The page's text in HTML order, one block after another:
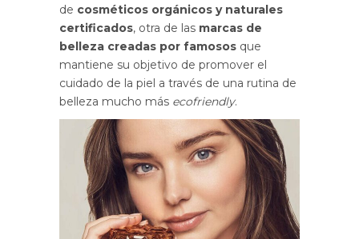
de cosméticos orgánicos y naturales
certificados, otra de las marcas de
belleza creadas por famosos que
mantiene su objetivo de promover el
cuidado de la piel a través de una rutina de
belleza mucho más ecofriendly.